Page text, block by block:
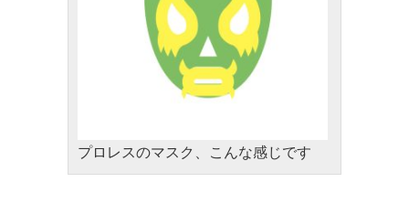
プロレスのマスク、こんな感じです